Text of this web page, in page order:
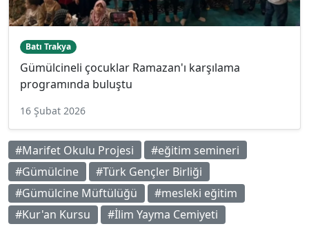
Batı Trakya
Gümülcineli çocuklar Ramazan'ı karşılama
programında buluştu
16 Şubat 2026
#Marifet Okulu Projesi
#eğitim semineri
#Gümülcine
#Türk Gençler Birliği
#Gümülcine Müftülüğü
#mesleki eğitim
#Kur'an Kursu
#İlim Yayma Cemiyeti